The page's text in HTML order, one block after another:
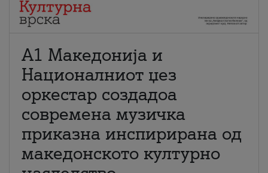
А1 Македонија и
Националниот џез
оркестар создадоа
современа музичка
приказна инспирирана од
македонското културно